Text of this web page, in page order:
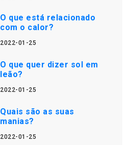
O que está relacionado
com o calor?
2022-01-25
O que quer dizer sol em
leão?
2022-01-25
Quais são as suas
manias?
2022-01-25